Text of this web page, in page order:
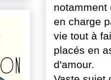
en charge
vie tout à
placés en
d'amour.